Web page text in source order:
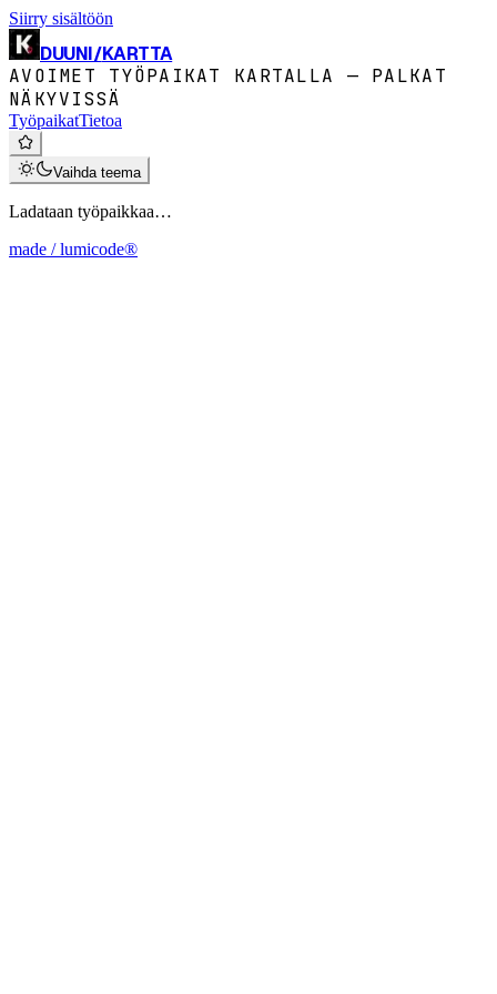
Siirry sisältöön
DUUNI/KARTTA
AVOIMET TYÖPAIKAT KARTALLA — PALKAT
NÄKYVISSÄ
TyöpaikatTietoa
Vaihda teema
Ladataan työpaikkaa…
made / lumicode®